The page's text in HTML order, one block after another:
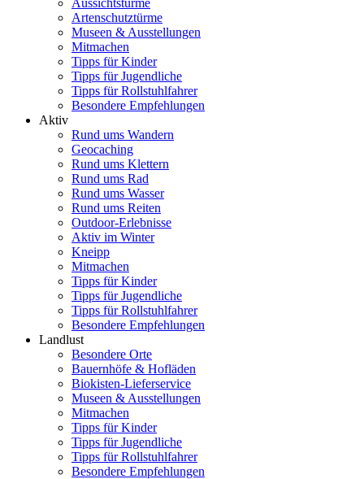
Aussichtstürme
Artenschutztürme
Museen & Ausstellungen
Mitmachen
Tipps für Kinder
Tipps für Jugendliche
Tipps für Rollstuhlfahrer
Besondere Empfehlungen
Aktiv
Rund ums Wandern
Geocaching
Rund ums Klettern
Rund ums Rad
Rund ums Wasser
Rund ums Reiten
Outdoor-Erlebnisse
Aktiv im Winter
Kneipp
Mitmachen
Tipps für Kinder
Tipps für Jugendliche
Tipps für Rollstuhlfahrer
Besondere Empfehlungen
Landlust
Besondere Orte
Bauernhöfe & Hofläden
Biokisten-Lieferservice
Museen & Ausstellungen
Mitmachen
Tipps für Kinder
Tipps für Jugendliche
Tipps für Rollstuhlfahrer
Besondere Empfehlungen